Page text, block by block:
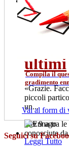
gio 2 lug
Leggi Tutto
Il
ultimi
«Grazie.
piccoli
un...
mer 9 ago
Leggi Tutto
Compila il
gradimento
Vai al form di
Seguici su